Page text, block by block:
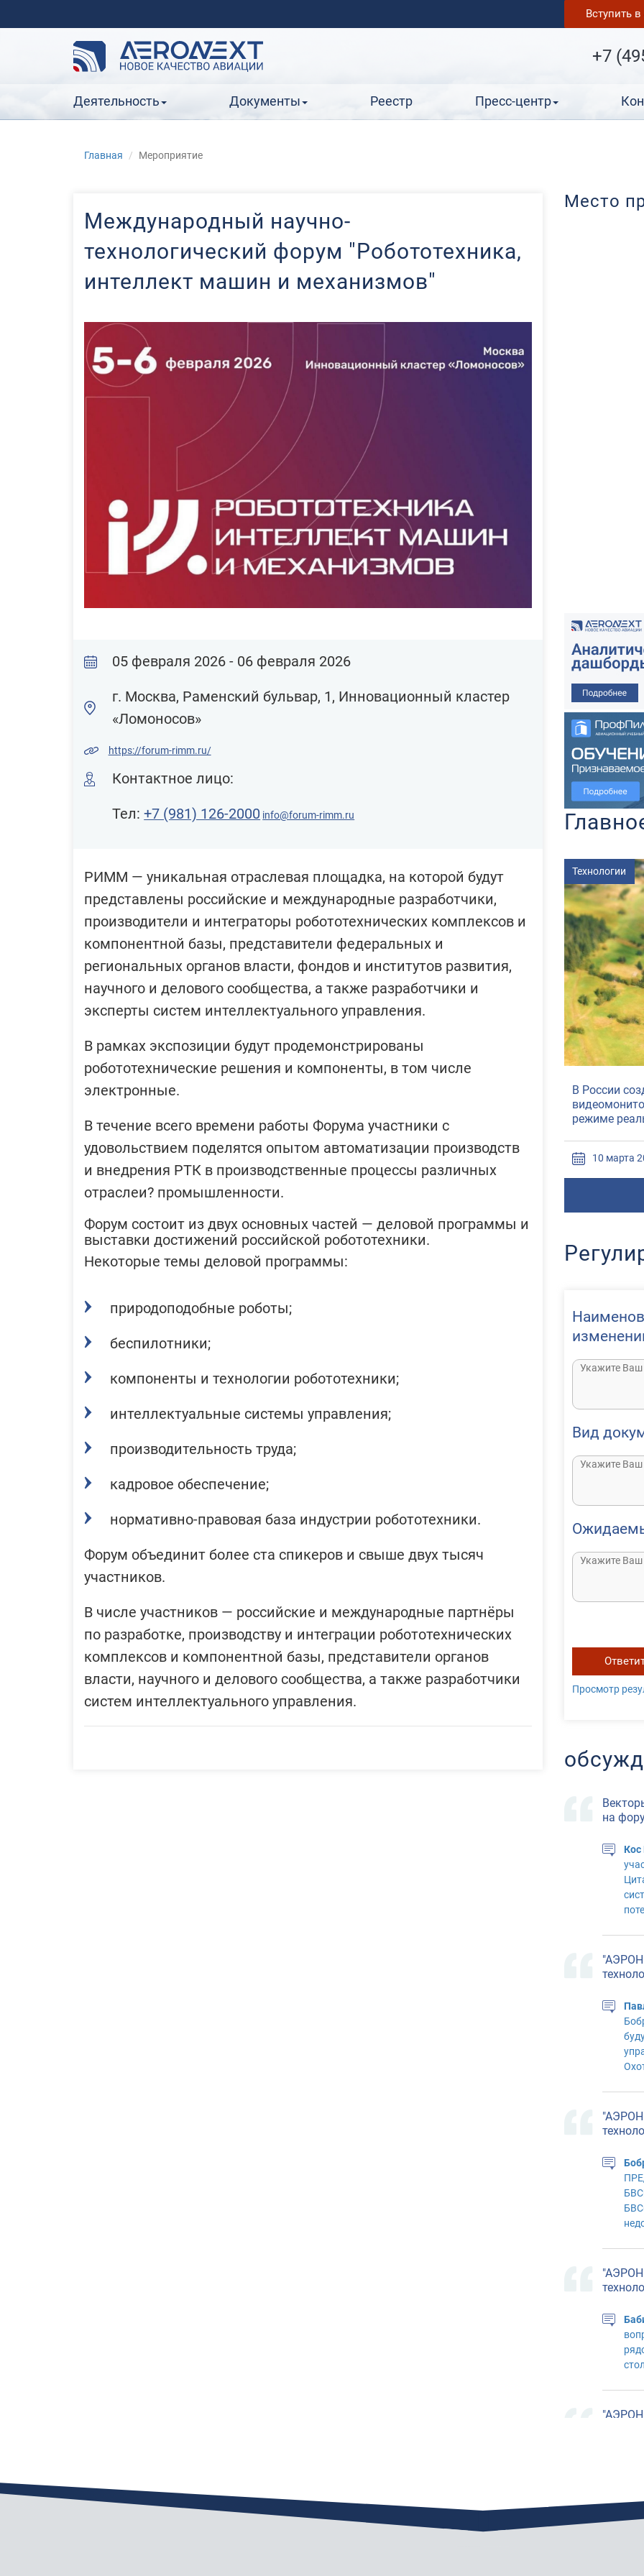
Вступить
+7
Деятельность Документы Реестр Пресс-центр
Главная Мероприятие
Международный научно-
технологический форум "Робототехника,
интеллект машин и механизмов"
05 февраля 2026 - 06 февраля 2026
г. Москва, Раменский бульвар, 1, Инновационный кластер
«Ломоносов»
https://forum-rimm.ru/
Контактное лицо:
Тел:+7 (981) 126-2000 info@forum-rimm.ru
РИММ — уникальная отраслевая площадка, на которой будут
представлены российские и международные разработчики,
производители и интеграторы робототехнических комплексов и
компонентной базы, представители федеральных и
региональных органов власти, фондов и институтов развития,
научного и делового сообщества, а также разработчики и
эксперты систем интеллектуального управления.
В рамках экспозиции будут продемонстрированы
робототехнические решения и компоненты, в том числе
электронные.
В течение всего времени работы Форума участники с
удовольствием поделятся опытом автоматизации производств
и внедрения РТК в производственные процессы различных
отраслеи? промышленности.
Форум состоит из двух основных частей — деловой программы и
выставки достижений российской робототехники.
Некоторые темы деловой программы:
природоподобные роботы;
беспилотники;
компоненты и технологии робототехники;
интеллектуальные системы управления;
производительность труда;
кадровое обеспечение;
нормативно-правовая база индустрии робототехники.
Форум объединит более ста спикеров и свыше двух тысяч
участников.
В числе участников — российские и международные партнёры
по разработке, производству и интеграции робототехнических
комплексов и компонентной базы, представители органов
власти, научного и делового сообщества, а также разработчики
систем интеллектуального управления.
Место
Технологии
В России создали первый
видеомониторинга пожарной
режиме реального времени
10 марта 2025, 16:20
Вид
Просмотр
на
Кос